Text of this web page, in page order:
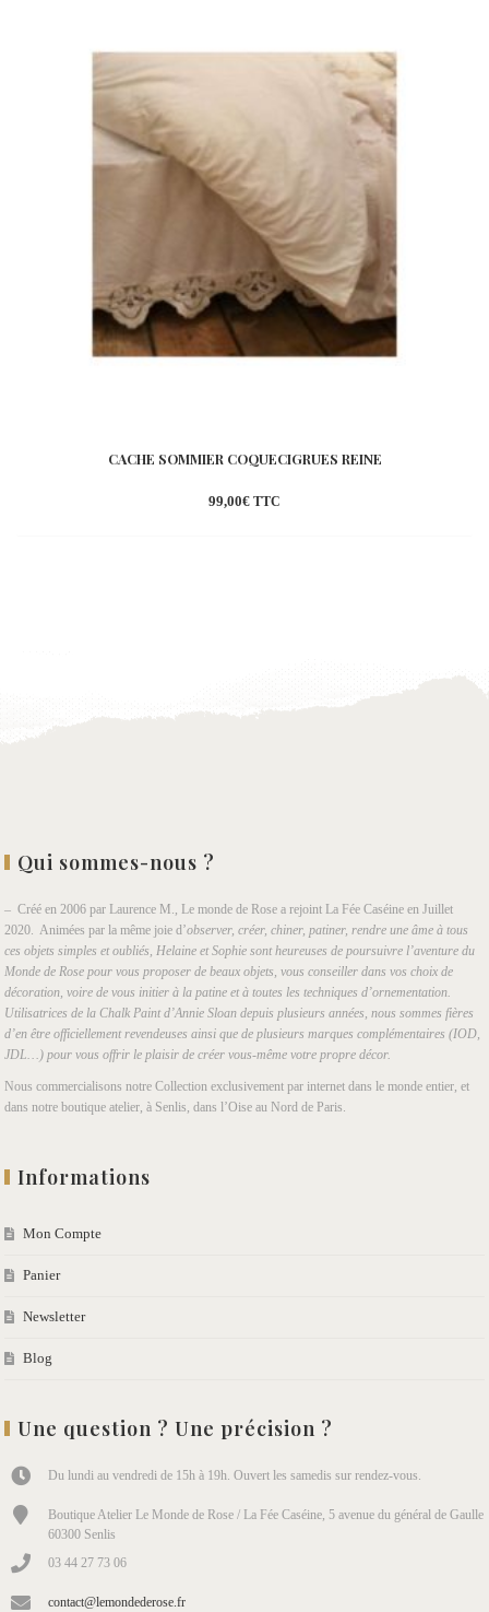
CACHE SOMMIER COQUECIGRUES REINE
99,00€ TTC
Qui sommes-nous ?
– Créé en 2006 par Laurence M., Le monde de Rose a rejoint La Fée Caséine en Juillet
2020. Animées par la même joie d’observer, créer, chiner, patiner, rendre une âme à tous
ces objets simples et oubliés, Helaine et Sophie sont heureuses de poursuivre l’aventure du
Monde de Rose pour vous proposer de beaux objets, vous conseiller dans vos choix de
décoration, voire de vous initier à la patine et à toutes les techniques d’ornementation.
Utilisatrices de la Chalk Paint d’Annie Sloan depuis plusieurs années, nous sommes fières
d’en être officiellement revendeuses ainsi que de plusieurs marques complémentaires (IOD,
JDL…) pour vous offrir le plaisir de créer vous-même votre propre décor.
Nous commercialisons notre Collection exclusivement par internet dans le monde entier, et
dans notre boutique atelier, à Senlis, dans l’Oise au Nord de Paris.
Informations
Mon Compte
Panier
Newsletter
Blog
Une question ? Une précision ?
Du lundi au vendredi de 15h à 19h. Ouvert les samedis sur rendez-vous.
Boutique Atelier Le Monde de Rose / La Fée Caséine, 5 avenue du général de Gaulle
60300 Senlis
03 44 27 73 06
contact@lemondederose.fr